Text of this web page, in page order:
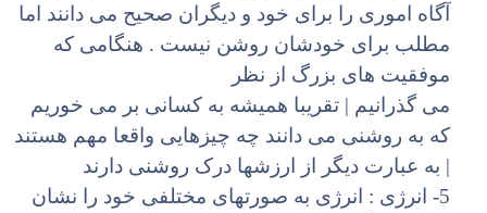
آگاه اموری را برای خود و دیگران صحیح می دانند اما
مطلب برای خودشان روشن نیست . هنگامی که
موفقیت های بزرگ از نظر
می گذرانیم | تقریبا همیشه به کسانی بر می خوریم
که به روشنی می دانند چه چیزهایی واقعا مهم هستند
| به عبارت دیگر از ارزشها درک روشنی دارند
5- انرژی : انرژی به صورتهای مختلفی خود را نشان